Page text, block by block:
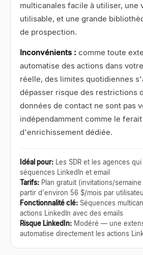
multicanales facile à utiliser, une
utilisable, et une grande
de prospection.
Inconvénients : comme toute
automatise des actions dans
réelle, des limites quotidiennes
dépasser risque des restrictions
données de contact ne sont pas
indépendamment comme le
d'enrichissement dédiée.
Idéal pour: Les SDR et les agences
séquences LinkedIn et email
Tarifs: Plan gratuit (invitations/
partir d'environ 56 $/mois par
Fonctionnalité clé: Séquences
actions LinkedIn avec des emails
Risque LinkedIn: Modéré — une
automatise directement les actions